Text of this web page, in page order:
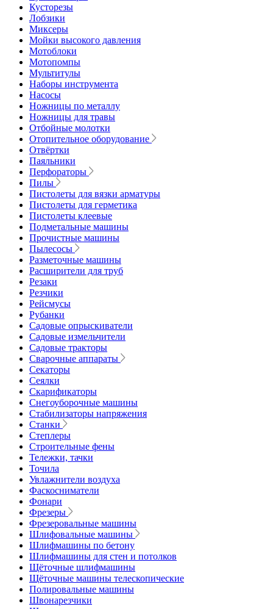
Кусторезы
Лобзики
Миксеры
Мойки высокого давления
Мотоблоки
Мотопомпы
Мультитулы
Наборы инструмента
Насосы
Ножницы по металлу
Ножницы для травы
Отбойные молотки
Отопительное оборудование
Отвёртки
Паяльники
Перфораторы
Пилы
Пистолеты для вязки арматуры
Пистолеты для герметика
Пистолеты клеевые
Подметальные машины
Прочистные машины
Пылесосы
Разметочные машины
Расширители для труб
Резаки
Резчики
Рейсмусы
Рубанки
Садовые опрыскиватели
Садовые измельчители
Садовые тракторы
Сварочные аппараты
Секаторы
Сеялки
Скарификаторы
Снегоуборочные машины
Стабилизаторы напряжения
Станки
Степлеры
Строительные фены
Тележки, тачки
Точила
Увлажнители воздуха
Фаскосниматели
Фонари
Фрезеры
Фрезеровальные машины
Шлифовальные машины
Шлифмашины по бетону
Шлифмашины для стен и потолков
Щёточные шлифмашины
Щёточные машины телескопические
Полировальные машины
Швонарезчики